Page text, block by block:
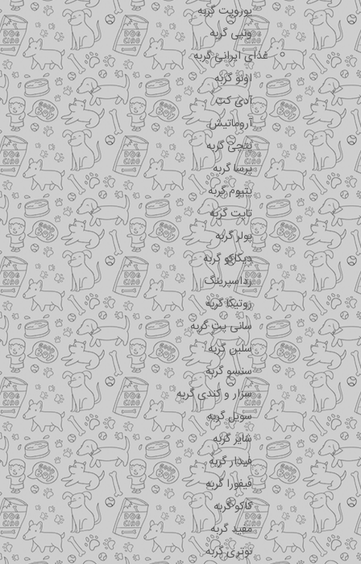
یوروپت گربه
ونپی گربه
غذای ایرانی گربه
اونو گربه
آدی کت
آروماتیش
پتچی گربه
پرسا گربه
پتیوم گربه
تاپت گربه
پولر گربه
دیکاکو گربه
رداسپرینگ
روتیکا گربه
سانی پت گربه
سلبن گربه
سنسو گربه
سزار و کندی گربه
سویل گربه
شایر گربه
فیدار گربه
فیفورا گربه
کاکو گربه
مفید گربه
نوتری گربه